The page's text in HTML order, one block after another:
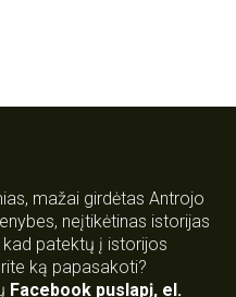
mažai girdėtas Antrojo
neįtikėtinas istorijas
kad patektų į istorijos
ką papasakoti?
Facebook puslapį, el.